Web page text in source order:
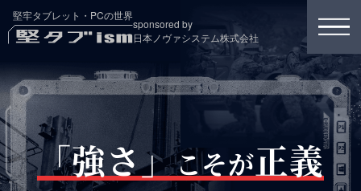
堅牢タブレット・PCの世界
sponsored by
日本ノヴァシステム株式会社
「強さ」こそが正義